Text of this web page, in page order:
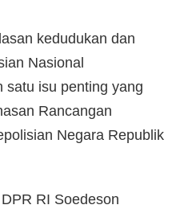
kedudukan dan
Nasional
satu isu penting yang
Rancangan
Negara Republik
RI Soedeson